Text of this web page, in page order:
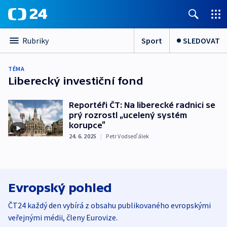
Rubriky Sport SLEDOVAT
TÉMA
Liberecký investiční fond
Reportéři ČT: Na liberecké radnici se
prý rozrostl „ucelený systém
korupce“
24. 6. 2025 | Petr Vodseďálek
Evropský pohled
ČT24 každý den vybírá z obsahu publikovaného evropskými
veřejnými médii, členy Eurovize.